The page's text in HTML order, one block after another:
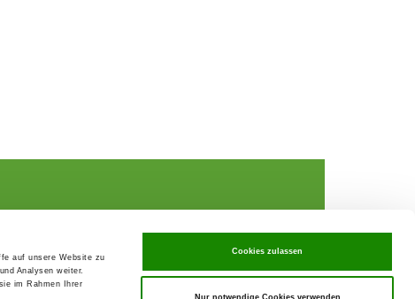
auf unsere Website zu
Analysen weiter.
im Rahmen Ihrer
Cookies zulassen
Nur notwendige Cookies verwenden
brochures,